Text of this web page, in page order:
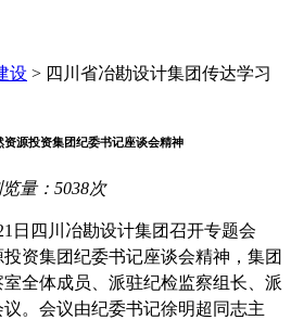
设 > 四川省冶勘设计集团传达学习
源投资集团纪委书记座谈会精神
量：5038次
日四川冶勘设计集团召开专题会
资集团纪委书记座谈会精神，集团
全体成员、派驻纪检监察组长、派
。会议由纪委书记徐明超同志主